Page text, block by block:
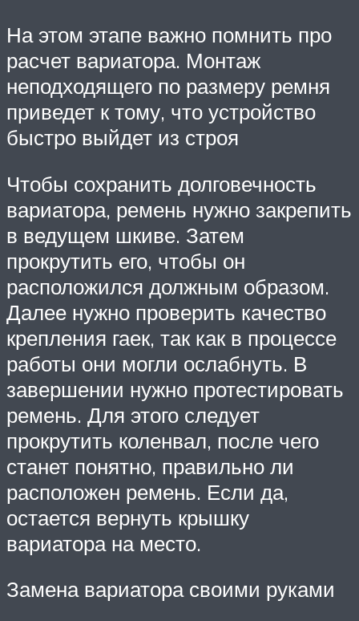
На этом этапе важно помнить про
расчет вариатора. Монтаж
неподходящего по размеру ремня
приведет к тому, что устройство
быстро выйдет из строя
Чтобы сохранить долговечность
вариатора, ремень нужно закрепить
в ведущем шкиве. Затем
прокрутить его, чтобы он
расположился должным образом.
Далее нужно проверить качество
крепления гаек, так как в процессе
работы они могли ослабнуть. В
завершении нужно протестировать
ремень. Для этого следует
прокрутить коленвал, после чего
станет понятно, правильно ли
расположен ремень. Если да,
остается вернуть крышку
вариатора на место.
Замена вариатора своими руками